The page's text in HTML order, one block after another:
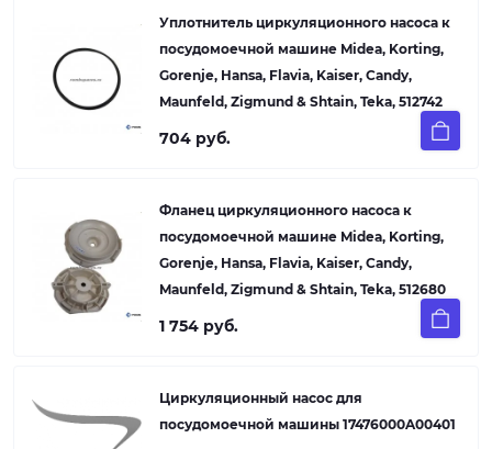
Уплотнитель циркуляционного насоса к
посудомоечной машине Midea, Korting,
Gorenje, Hansa, Flavia, Kaiser, Candy,
Maunfeld, Zigmund & Shtain, Teka, 512742
704 руб.
Фланец циркуляционного насоса к
посудомоечной машине Midea, Korting,
Gorenje, Hansa, Flavia, Kaiser, Candy,
Maunfeld, Zigmund & Shtain, Teka, 512680
1 754 руб.
Циркуляционный насос для
посудомоечной машины 17476000A00401